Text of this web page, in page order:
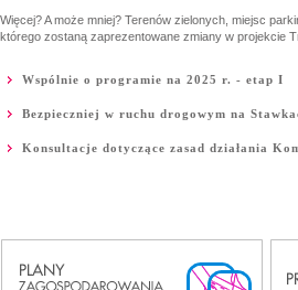
Więcej? A może mniej? Terenów zielonych, miejsc
którego zostaną zaprezentowane zmiany w projekcie
Wspólnie o programie na 2025 r. - etap I
Bezpieczniej w ruchu drogowym na
Konsultacje dotyczące zasad działania